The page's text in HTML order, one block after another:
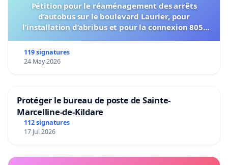
Pétition pour le réaménagement des arrêts
d’autobus sur le boulevard Laurier, pour
l’installation d’abribus et pour la connexion 805-
119 signatures
24 May 2026
Protéger le bureau de poste de Sainte-
Marcelline-de-Kildare
112 signatures
17 Jul 2026